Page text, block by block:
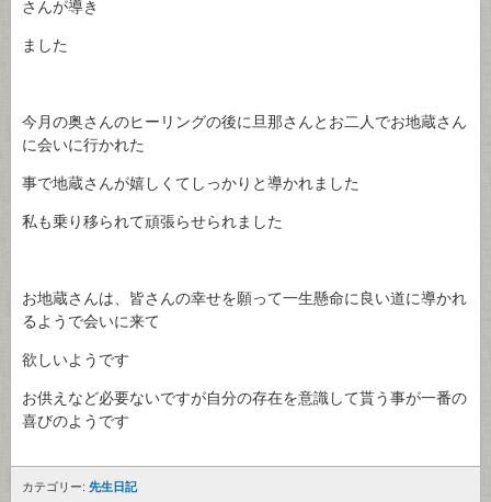
さんが導き
ました
今月の奥さんのヒーリングの後に旦那さんとお二人でお地蔵さん
に会いに行かれた
事で地蔵さんが嬉しくてしっかりと導かれました
私も乗り移られて頑張らせられました
お地蔵さんは、皆さんの幸せを願って一生懸命に良い道に導かれ
るようで会いに来て
欲しいようです
お供えなど必要ないですが自分の存在を意識して貰う事が一番の
喜びのようです
カテゴリー: 先生日記